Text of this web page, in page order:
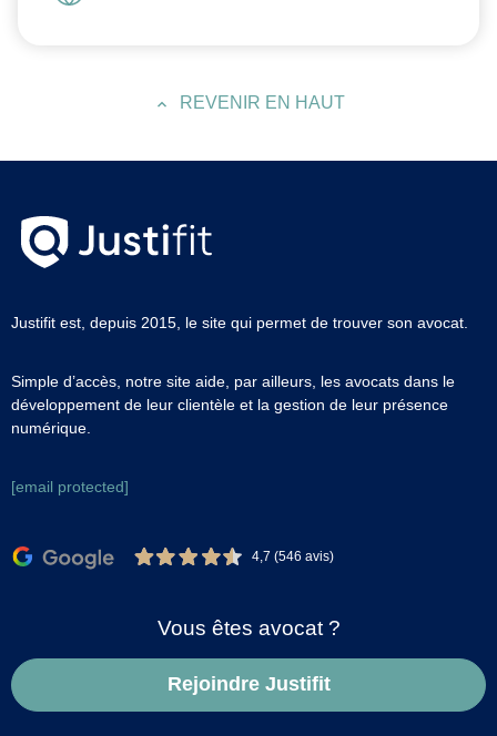
REVENIR EN HAUT
Justifit est, depuis 2015, le site qui permet de trouver son avocat.
Simple d’accès, notre site aide, par ailleurs, les avocats dans le
développement de leur clientèle et la gestion de leur présence
numérique.
[email protected]
4,7 (546 avis)
Vous êtes avocat ?
Rejoindre Justifit